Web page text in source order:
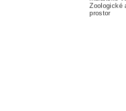
Zoologické
prostor